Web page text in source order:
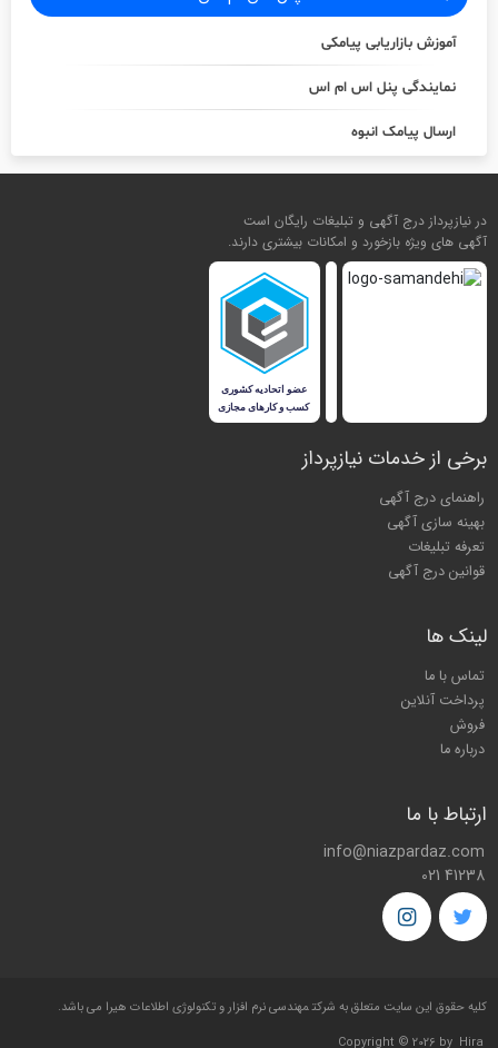
آموزش بازاریابی پیامکی
نمایندگی پنل اس ام اس
ارسال پیامک انبوه
در نیازپرداز درج آگهی و تبلیغات رایگان است
آگهی های ویژه بازخورد و امکانات بیشتری دارند.
برخی از خدمات نیازپرداز
راهنمای درج آگهی
بهینه سازی آگهی
تعرفه تبلیغات
قوانین درج آگهی
لینک ها
تماس با ما
پرداخت آنلاین
فروش
درباره ما
ارتباط با ما
info@niazpardaz.com
021 41238
کليه حقوق اين سايت متعلق به شرکتمهندسی نرم افزار و تکنولوژی اطلاعات هیرا می باشد.
Copyright © 2026 by Hira